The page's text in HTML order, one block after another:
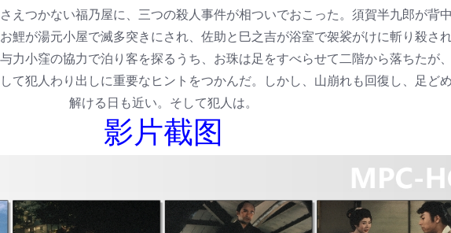
えつかない福乃屋に、三つの殺人事件が相ついでおこった。須賀半九郎が背
鯉が湯元小屋で滅多突きにされ、佐助と巳之吉が浴室で袈裟がけに斬り殺さ
力小窪の協力で泊り客を探るうち、お珠は足をすべらせて二階から落ちたが
て犯人わり出しに重要なヒントをつかんだ。しかし、山崩れも回復し、足ど
解ける日も近い。そして犯人は。
影片截图